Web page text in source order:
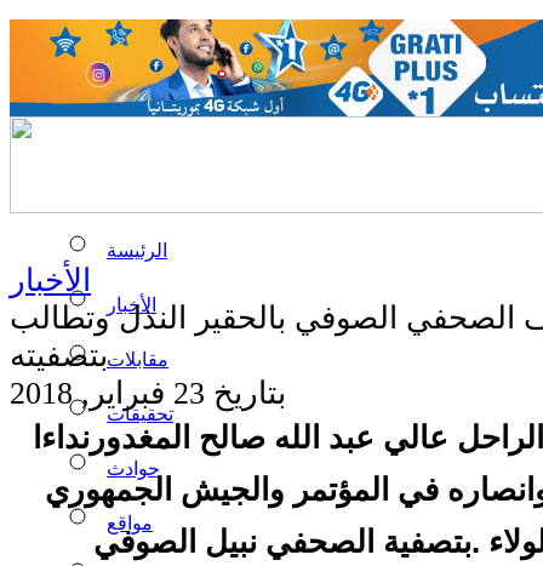
الرئيسة
الأخبار
مقابلات
تحقيقات
حوادث
مواقع
الأخبار
الصوفي بالحقير النذل وتطالب
بتصفيته
بتاريخ 23 فبراير, 2018
عالي عبد الله صالح المغدورنداءا
وانصاره في المؤتمر والجيش الجمهوري
.بتصفية الصحفي نبيل الصوفي